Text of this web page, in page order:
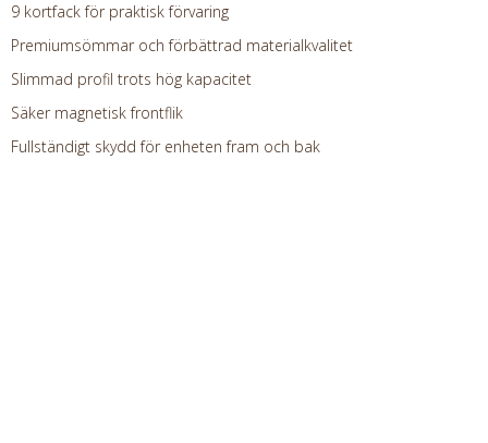
9 kortfack för praktisk förvaring
Premiumsömmar och förbättrad materialkvalitet
Slimmad profil trots hög kapacitet
Säker magnetisk frontflik
Fullständigt skydd för enheten fram och bak